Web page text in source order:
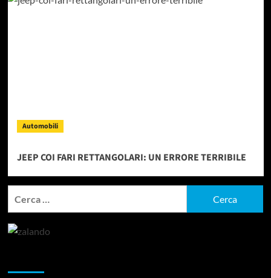
Automobili
JEEP COI FARI RETTANGOLARI: UN ERRORE TERRIBILE